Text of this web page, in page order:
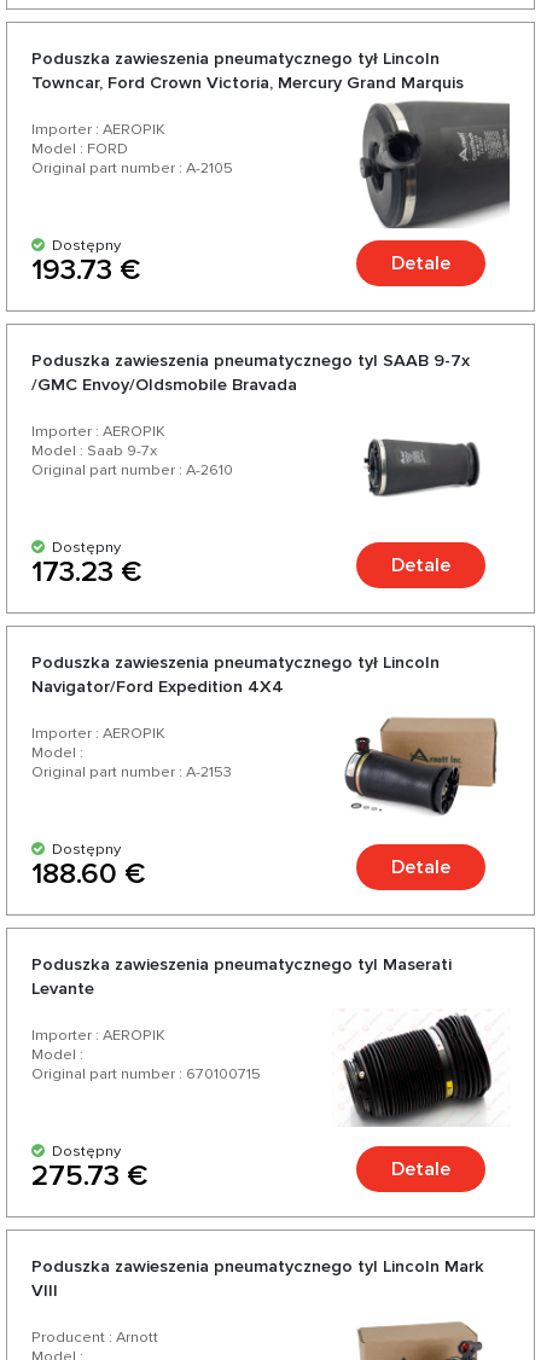
Poduszka zawieszenia pneumatycznego tył Lincoln
Towncar, Ford Crown Victoria, Mercury Grand Marquis
Importer : AEROPIK
Model : FORD
Original part number : A-2105
Dostępny
193.73 € Detale
Poduszka zawieszenia pneumatycznego tyl SAAB 9-7x
/GMC Envoy/Oldsmobile Bravada
Importer : AEROPIK
Model : Saab 9-7x
Original part number : A-2610
Dostępny
173.23 € Detale
Poduszka zawieszenia pneumatycznego tył Lincoln
Navigator/Ford Expedition 4X4
Importer : AEROPIK
Model :
Original part number : A-2153
Dostępny
188.60 € Detale
Poduszka zawieszenia pneumatycznego tyl Maserati
Levante
Importer : AEROPIK
Model :
Original part number : 670100715
Dostępny
275.73 € Detale
Poduszka zawieszenia pneumatycznego tyl Lincoln Mark
VIII
Producent : Arnott